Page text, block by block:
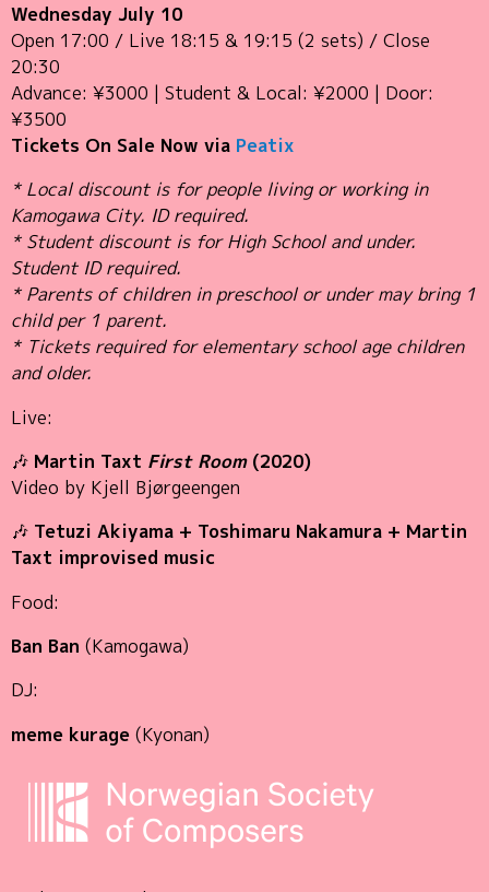
Wednesday July 10
Open 17:00 / Live 18:15 & 19:15 (2 sets) / Close
20:30
Advance: ¥3000 | Student & Local: ¥2000 | Door:
¥3500
Tickets On Sale Now via Peatix
* Local discount is for people living or working in
Kamogawa City. ID required.
* Student discount is for High School and under.
Student ID required.
* Parents of children in preschool or under may bring 1
child per 1 parent.
* Tickets required for elementary school age children
and older.
Live:
🎶 Martin Taxt First Room(2020)
Video by Kjell Bjørgeengen
🎶 Tetuzi Akiyama + Toshimaru Nakamura + Martin
Taxt improvised music
Food:
Ban Ban (Kamogawa)
DJ:
meme kurage(Kyonan)